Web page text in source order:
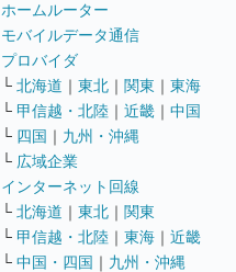
ホームルーター
モバイルデータ通信
プロバイダ
└ 北海道 ｜ 東北 ｜ 関東 ｜ 東海
└ 甲信越・北陸 ｜ 近畿 ｜ 中国
└ 四国 ｜ 九州・沖縄
└ 広域企業
インターネット回線
└ 北海道 ｜ 東北 ｜ 関東
└ 甲信越・北陸 ｜ 東海 ｜ 近畿
└ 中国・四国 ｜ 九州・沖縄